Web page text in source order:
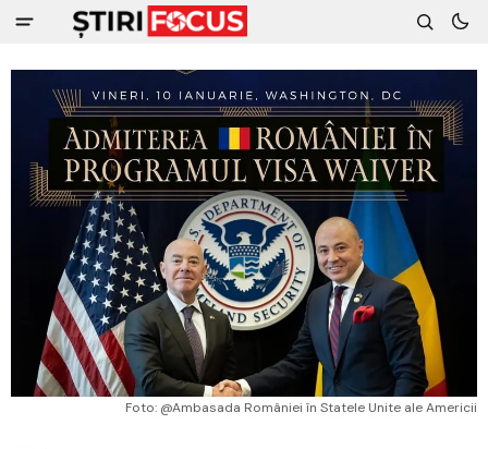
Foto: @Ambasada României în Statele Unite ale Americii